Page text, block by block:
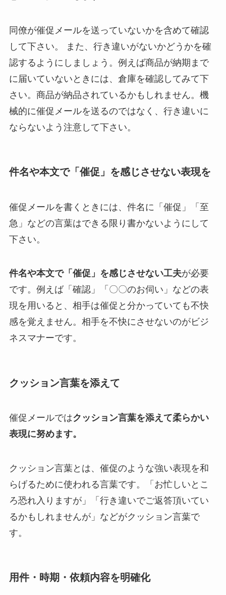
同僚が催促メールを送っていないかを含めて確認
して下さい。 また、行き違いがないかどうかを確
認するようにしましょう。例えば商品が納期まで
に届いていないときには、倉庫を確認してみて下
さい。商品が納品されているかもしれません。機
械的に催促メールを送るのではなく、行き違いに
ならないよう注意して下さい。
件名や本文で「催促」を感じさせない表現を
催促メールを書くときには、件名に「催促」「至
急」などの言葉はできる限り書かないようにして
下さい。
件名や本文で「催促」を感じさせない工夫が必要
です。例えば「確認」「〇〇のお伺い」などの表
現を用いると、相手は催促と分かっていても不快
感を覚えません。相手を不快にさせないのがビジ
ネスマナーです。
クッション言葉を添えて
催促メールではクッション言葉を添えて柔らかい
表現に努めます。
クッション言葉とは、催促のような強い表現を和
らげるために使われる言葉です。「お忙しいとこ
ろ恐れ入りますが」「行き違いでご返答頂いてい
るかもしれませんが」などがクッション言葉で
す。
用件・時期・依頼内容を明確化